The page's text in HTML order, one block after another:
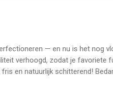
sosial kegemaran anda
memeriahkan media sosial!
— en nu is het nog
verhoogd, zodat je favoriete
en natuurlijk schitterend!